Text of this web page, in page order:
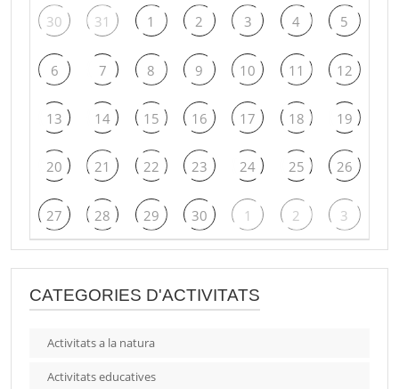
30 31 1 2 3 4 5
6 7 8 9 10 11 12
13 14 15 16 17 18 19
20 21 22 23 24 25 26
27 28 29 30 1 2 3
CATEGORIES D'ACTIVITATS
Activitats a la natura
Activitats educatives